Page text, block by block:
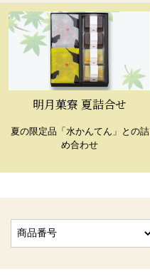
明月菓寮 夏詰合せ
夏の限定品「水かんてん」との詰
め合わせ